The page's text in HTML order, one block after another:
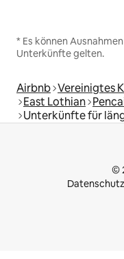
* Es können
Unterkünfte gelten.
Airbnb Vereinigtes
East Lothian
Unterkünfte für
©
Datenschutz